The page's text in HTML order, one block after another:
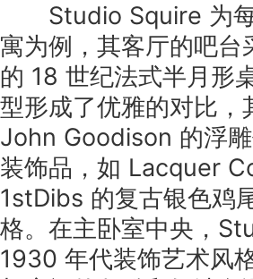
Studio Squire 为每
寓为例，其客厅的吧
的 18 世纪法式半月形
型形成了优雅的对比
John Goodison 的浮
装饰品，如 Lacquer
1stDibs 的复古银色鸡
格。在主卧室中央，
1930 年代装饰艺术风